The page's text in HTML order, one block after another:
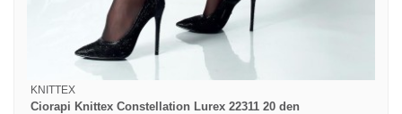
KNITTEX
Ciorapi Knittex Constellation Lurex 22311 20 den